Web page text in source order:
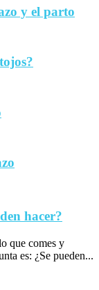
y el parto
hacer?
que comes y
es: ¿Se pueden...